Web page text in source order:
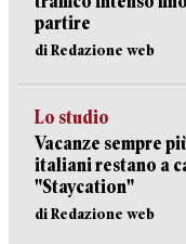
partire
di Redazione web
Lo studio
Vacanze sempre
italiani restano a
"Staycation"
di Redazione web